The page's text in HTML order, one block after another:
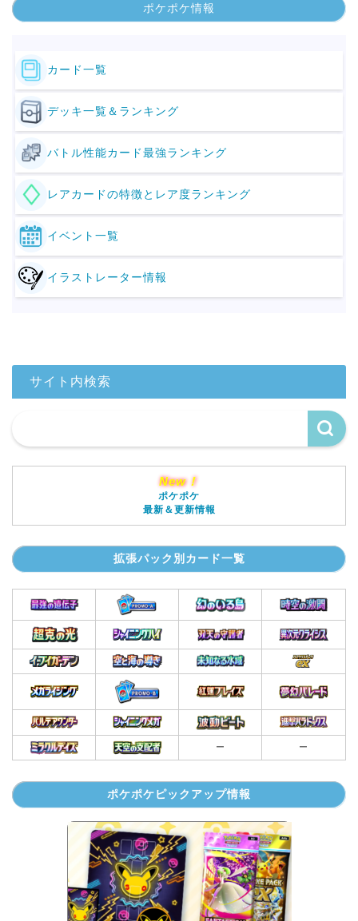
ポケポケ情報
カード一覧
デッキ一覧＆ランキング
バトル性能カード最強ランキング
レアカードの特徴とレア度ランキング
イベント一覧
イラストレーター情報
サイト内検索
New！
ポケポケ
最新＆更新情報
拡張パック別カード一覧
ー ー
ポケポケピックアップ情報